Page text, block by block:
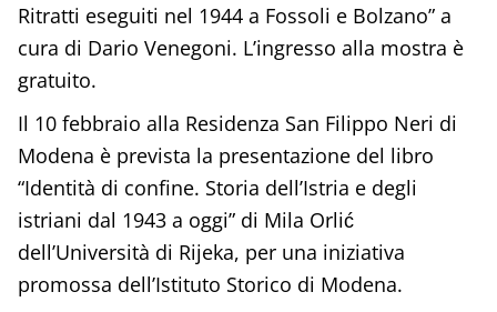
Ritratti eseguiti nel 1944 a Fossoli e Bolzano” a
cura di Dario Venegoni. L’ingresso alla mostra è
gratuito.
Il 10 febbraio alla Residenza San Filippo Neri di
Modena è prevista la presentazione del libro
“Identità di confine. Storia dell’Istria e degli
istriani dal 1943 a oggi” di Mila Orlić
dell’Università di Rijeka, per una iniziativa
promossa dell’Istituto Storico di Modena.